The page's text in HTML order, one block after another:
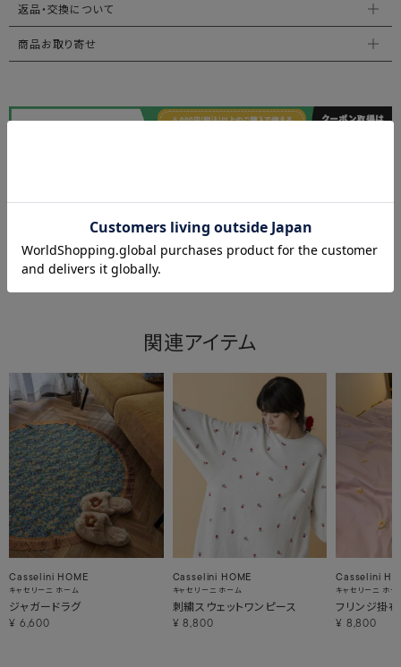
返品・交換について
商品お取り寄せ
関連アイテム
Casselini HOME
キャセリーニ ホーム
ジャガードラグ
¥ 6,600
Casselini HOME
キャセリーニ ホーム
刺繍スウェットワンピース
¥ 8,800
Casselini
キャセリーニ ホー
フリンジ掛
¥ 8,800